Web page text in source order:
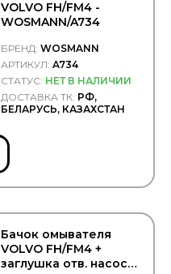
VOLVO FH/FM4 -
WOSMANN/A734
БРЕНД:WOSMANN
АРТИКУЛ:A734
СТАТУС: НЕТ В НАЛИЧИИ
ДОСТАВКА ТК: РФ,
БЕЛАРУСЬ, КАЗАХСТАН
Бачок омывателя
VOLVO FH/FM4 +
заглушка отв. насоса